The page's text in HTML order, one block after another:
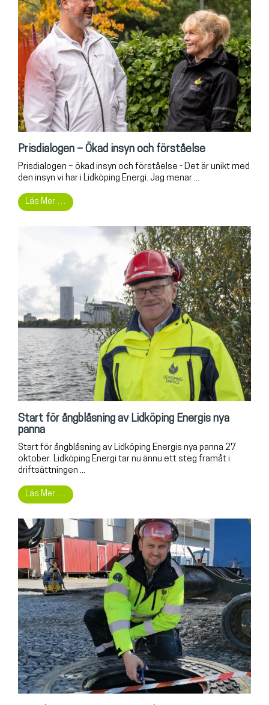
Prisdialogen – Ökad insyn och förståelse
Prisdialogen – ökad insyn och förståelse - Det är unikt med
den insyn vi har i Lidköping Energi. Jag menar ...
Läs Mer …
Start för ångblåsning av Lidköping Energis nya
panna
Start för ångblåsning av Lidköping Energis nya panna 27
oktober. Lidköping Energi tar nu ännu ett steg framåt i
driftsättningen ...
Läs Mer …